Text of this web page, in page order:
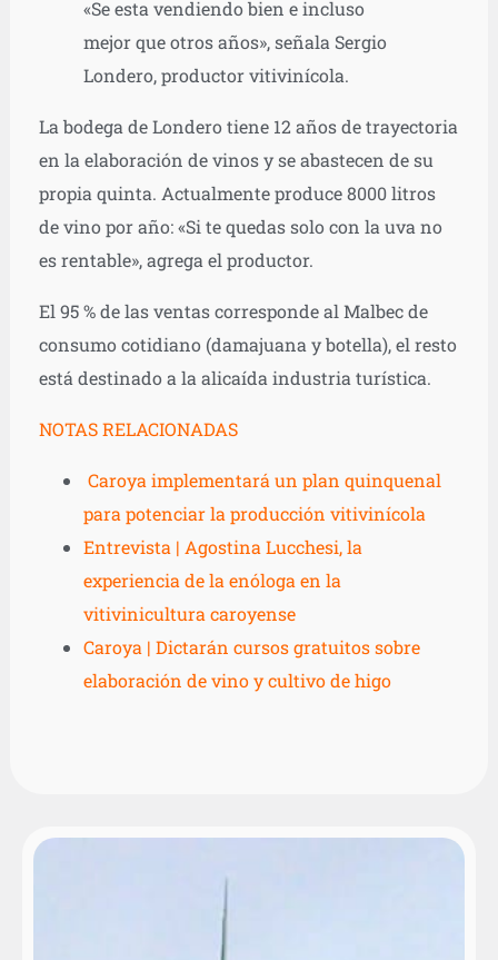
«Se esta vendiendo bien e incluso
mejor que otros años», señala Sergio
Londero, productor vitivinícola.
La bodega de Londero tiene 12 años de trayectoria
en la elaboración de vinos y se abastecen de su
propia quinta. Actualmente produce 8000 litros
de vino por año: «Si te quedas solo con la uva no
es rentable», agrega el productor.
El 95 % de las ventas corresponde al Malbec de
consumo cotidiano (damajuana y botella), el resto
está destinado a la alicaída industria turística.
NOTAS RELACIONADAS
Caroya implementará un plan quinquenal
para potenciar la producción vitivinícola
Entrevista | Agostina Lucchesi, la
experiencia de la enóloga en la
vitivinicultura caroyense
Caroya | Dictarán cursos gratuitos sobre
elaboración de vino y cultivo de higo